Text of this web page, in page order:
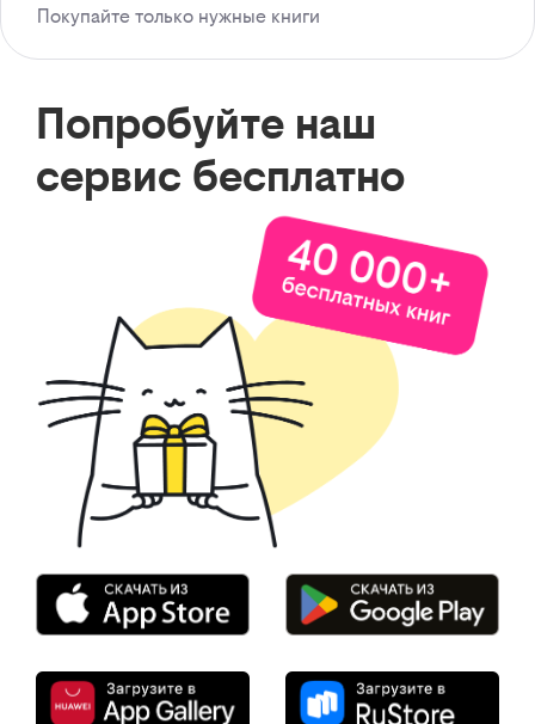
Покупайте только нужные книги
Попробуйте наш
сервис бесплатно